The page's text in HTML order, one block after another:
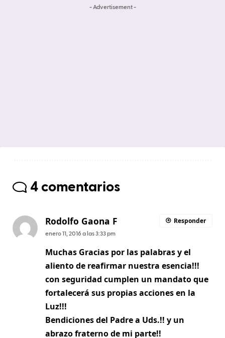
- Advertisement -
4 comentarios
Rodolfo Gaona F
enero 11, 2016 a las 3:33 pm
Muchas Gracias por las palabras y el
aliento de reafirmar nuestra esencia!!!
con seguridad cumplen un mandato que
fortalecerá sus propias acciones en la
Luz!!!
Bendiciones del Padre a Uds.!! y un
abrazo fraterno de mi parte!!
Responder